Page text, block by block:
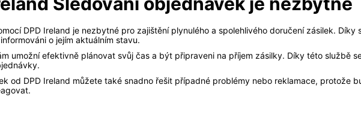
DPD Ireland je nezbytné pro zajištění plynulého a spolehlivého doručení zásilek.
o jejím aktuálním stavu.
umožní efektivně plánovat svůj čas a být připraveni na příjem zásilky. Díky této službě
od DPD Ireland můžete také snadno řešit případné problémy nebo reklamace, protože